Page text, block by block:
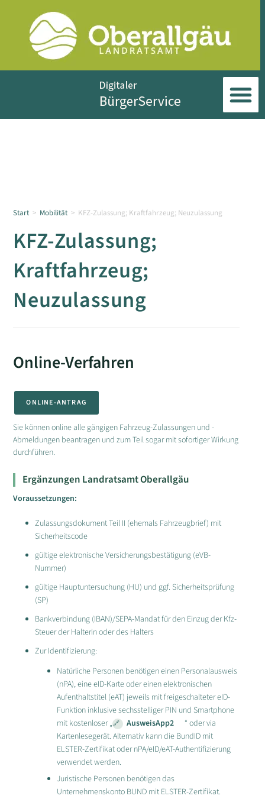
Start > Mobilität > KFZ-Zulassung; Kraftfahrzeug; Neuzulassung
KFZ-Zulassung;
Kraftfahrzeug;
Neuzulassung
Online-Verfahren
ONLINE-ANTRAG
Sie können online alle gängigen Fahrzeug-Zulassungen und -
Abmeldungen beantragen und zum Teil sogar mit sofortiger Wirkung
durchführen.
Ergänzungen Landratsamt Oberallgäu
Voraussetzungen:
Zulassungsdokument Teil II (ehemals Fahrzeugbrief) mit
Sicherheitscode
gültige elektronische Versicherungsbestätigung (eVB-
Nummer)
gültige Hauptuntersuchung (HU) und ggf. Sicherheitsprüfung
(SP)
Bankverbindung (IBAN)/SEPA-Mandat für den Einzug der Kfz-
Steuer der Halterin oder des Halters
Zur Identifizierung:
Natürliche Personen benötigen einen Personalausweis
(nPA), eine eID-Karte oder einen elektronischen
Aufenthaltstitel (eAT) jeweils mit freigeschalteter eID-
Funktion inklusive sechsstelliger PIN und Smartphone
mit kostenloser „
AusweisApp2
“ oder via
Kartenlesegerät. Alternativ kann die BundID mit
ELSTER-Zertifikat oder nPA/eID/eAT-Authentifizierung
verwendet werden.
Juristische Personen benötigen das
Unternehmenskonto BUND mit ELSTER-Zertifikat.